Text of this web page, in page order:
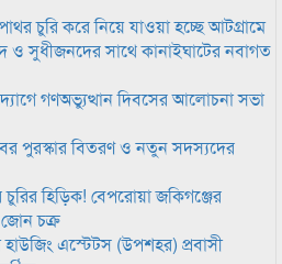
চুরি করে নিয়ে যাওয়া হচ্ছে আটগ্রামে
ও সুধীজনদের সাথে কানাইঘাটের নবাগত
গণঅভ্যুত্থান দিবসের আলোচনা সভা
পুরস্কার বিতরণ ও নতুন সদস্যদের
হিড়িক! বেপরোয়া জকিগঞ্জের
জোন চক্র
এস্টেটস (উপশহর) প্রবাসী